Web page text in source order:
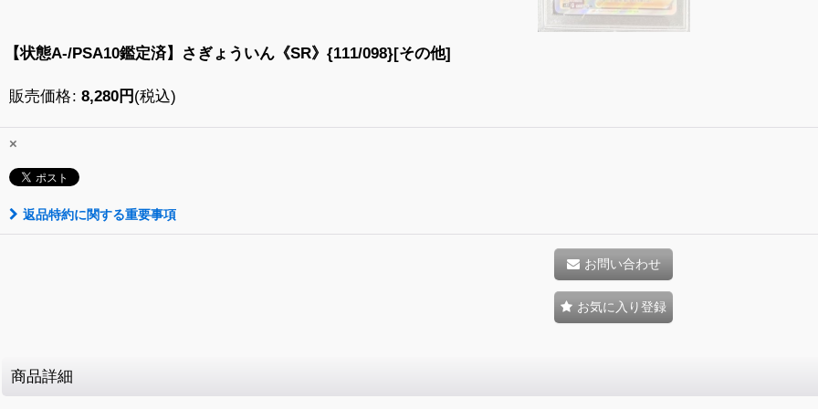
【状態A-/PSA10鑑定済】さぎょういん《SR》{111/098}[その他]
販売価格: 8,280円 (税込)
×
返品特約に関する重要事項
お問い合わせ
お気に入り登録
商品詳細